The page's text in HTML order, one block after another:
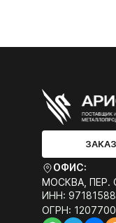
ОФИС:
МОСКВА, ПЕР.
ИНН:
ОГРН: